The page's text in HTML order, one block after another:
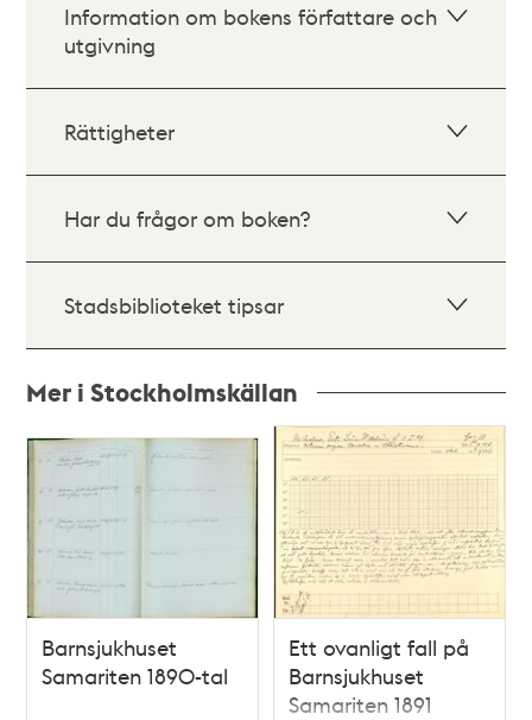
Information om bokens författare och
utgivning
Rättigheter
Har du frågor om boken?
Stadsbiblioteket tipsar
Mer i Stockholmskällan
Relaterade
poster
och
teman
Barnsjukhuset
Samariten 1890-tal
Ett ovanligt fall på
Barnsjukhuset
Samariten 1891